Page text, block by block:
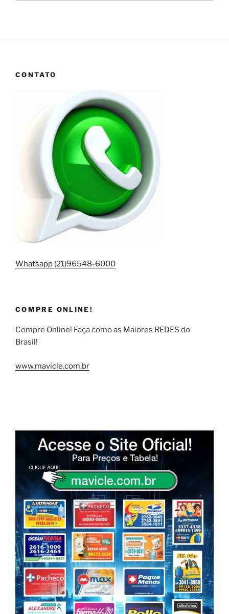
CONTATO
Whatsapp (21)96548-6000
COMPRE ONLINE!
Compre Online! Faça como as Maiores REDES do
Brasil!
www.mavicle.com.br